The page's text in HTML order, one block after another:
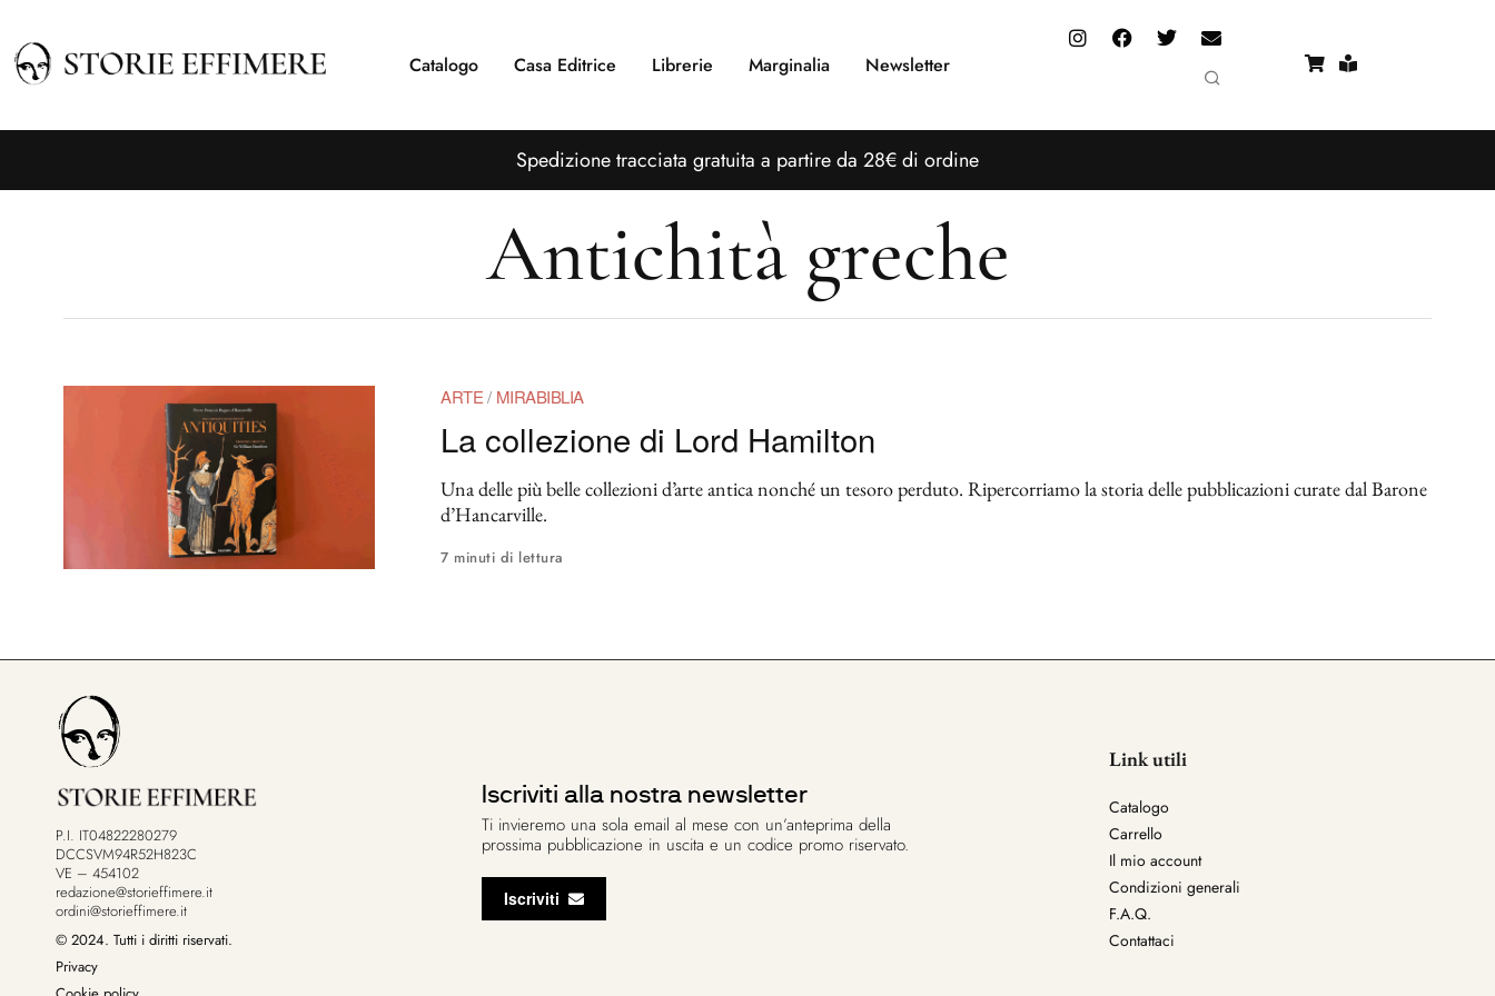
Catalogo Casa Editrice Librerie Marginalia Newsletter
Spedizione tracciata gratuita a partire da 28€ di ordine
Antichità greche
ARTE/ MIRABIBLIA
La collezione di Lord Hamilton
Una delle più belle collezioni d’arte antica nonché un tesoro perduto. Ripercorriamo la storia delle pubblicazioni curate dal Barone
d’Hancarville.
7 minuti di lettura
P.I. IT04822280279
DCCSVM94R52H823C
VE – 454102
redazione@storieffimere.it
ordini@storieffimere.it
© 2024. Tutti i diritti riservati.
Privacy
Iscriviti alla nostra newsletter
Ti invieremo una sola email al mese con un’anteprima della
prossima pubblicazione in uscita e un codice promo riservato.
Iscriviti
Link utili
Catalogo
Carrello
Il mio account
Condizioni generali
F.A.Q.
Contattaci